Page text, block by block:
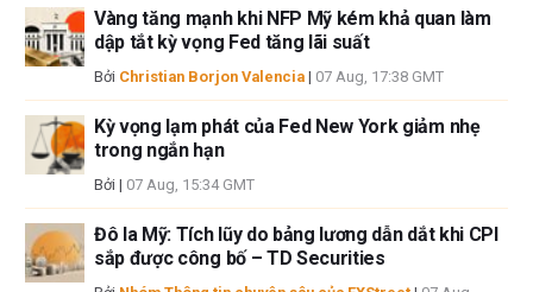
Vàng tăng mạnh khi NFP Mỹ kém khả quan làm
dập tắt kỳ vọng Fed tăng lãi suất
Bởi Christian Borjon Valencia | 07 Aug, 17:38 GMT
Kỳ vọng lạm phát của Fed New York giảm nhẹ
trong ngắn hạn
Bởi | 07 Aug, 15:34 GMT
Đô la Mỹ: Tích lũy do bảng lương dẫn dắt khi CPI
sắp được công bố – TD Securities